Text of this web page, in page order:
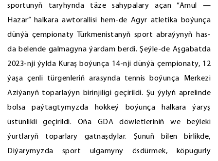
sportunyň taryhynda täze sahypalary açan “Amul —
Hazar” halkara awtorallisi hem-de Agyr atletika boýunça
dünýä çempionaty Türkmenistanyň sport abraýynyň has-
da belende galmagyna ýardam berdi. Şeýle-de Aşgabatda
2023-nji ýylda Kuraş boýunça 14-nji dünýä çempionaty, 12
ýaşa çenli türgenleriň arasynda tennis boýunça Merkezi
Aziýanyň toparlaýyn birinjiligi geçirildi. Şu ýylyň aprelinde
bolsa paýtagtymyzda hokkeý boýunça halkara ýaryş
üstünlikli geçirildi. Oňa GDA döwletleriniň we beýleki
ýurtlaryň toparlary gatnaşdylar. Şunuň bilen birlikde,
Diýarymyzda sport ulgamyny ösdürmek, köpugurly